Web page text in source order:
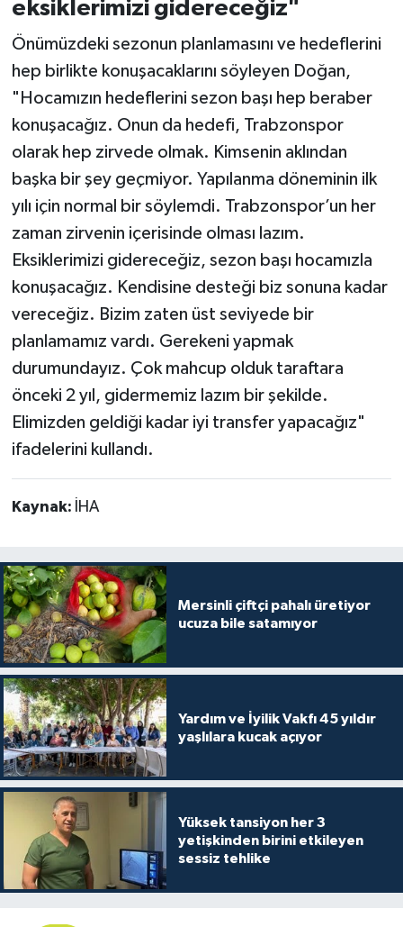
eksiklerimizi gidereceğiz"
Önümüzdeki sezonun planlamasını ve hedeflerini
hep birlikte konuşacaklarını söyleyen Doğan,
"Hocamızın hedeflerini sezon başı hep beraber
konuşacağız. Onun da hedefi, Trabzonspor
olarak hep zirvede olmak. Kimsenin aklından
başka bir şey geçmiyor. Yapılanma döneminin ilk
yılı için normal bir söylemdi. Trabzonspor’un her
zaman zirvenin içerisinde olması lazım.
Eksiklerimizi gidereceğiz, sezon başı hocamızla
konuşacağız. Kendisine desteği biz sonuna kadar
vereceğiz. Bizim zaten üst seviyede bir
planlamamız vardı. Gerekeni yapmak
durumundayız. Çok mahcup olduk taraftara
önceki 2 yıl, gidermemiz lazım bir şekilde.
Elimizden geldiği kadar iyi transfer yapacağız"
ifadelerini kullandı.
Kaynak: İHA
Mersinli çiftçi pahalı üretiyor
ucuza bile satamıyor
Yardım ve İyilik Vakfı 45 yıldır
yaşlılara kucak açıyor
Yüksek tansiyon her 3
yetişkinden birini etkileyen
sessiz tehlike